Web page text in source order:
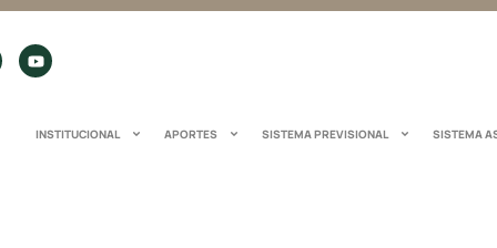
INSTITUCIONAL APORTES SISTEMA PREVISIONAL SISTEMA